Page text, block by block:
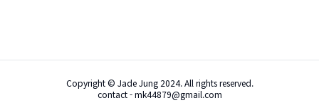
Copyright © Jade Jung 2024. All rights reserved.
contact - mk44879@gmail.com